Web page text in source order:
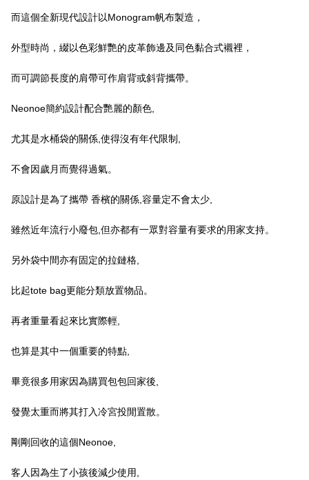
而這個全新現代設計以Monogram帆布製造，
外型時尚，綴以色彩鮮艷的皮革飾邊及同色黏合式襯裡，
而可調節長度的肩帶可作肩背或斜背攜帶。
Neonoe簡約設計配合艷麗的顏色,
尤其是水桶袋的關係,使得沒有年代限制,
不會因歲月而覺得過氣。
原設計是為了攜帶 香檳的關係,容量定不會太少,
雖然近年流行小廢包,但亦都有一眾對容量有要求的用家支持。
另外袋中間亦有固定的拉鏈格,
比起tote bag更能分類放置物品。
再者重量看起來比實際輕,
也算是其中一個重要的特點,
畢竟很多用家因為購買包包回家後,
發覺太重而將其打入冷宮投閒置散。
剛剛回收的這個Neonoe,
客人因為生了小孩後減少使用,